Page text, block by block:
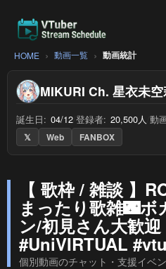
HOME 動画一覧 動画統計
MIKURI Ch. 星衣未
誕生日: 04/12 登録者: 20,500人 動
𝕏
Web FANBOX
【 歌枠 / 雑談 】
まったり歌雑🌃
ン/初見さん大歓
#UniVIRTUAL
個別動画のチャット・支援イベ